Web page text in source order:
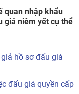
quan nhập khẩu
giá niêm yết cụ thể
hồ sơ đấu giá
đấu giá quyền cấp